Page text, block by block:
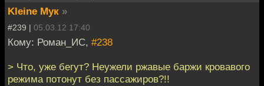
Kleine Мук »
#239 | 05.03.12 17:40
Кому: Роман_ИС, #238
> Что, уже бегут? Неужели ржавые баржи кровавого
режима потонут без пассажиров?!!